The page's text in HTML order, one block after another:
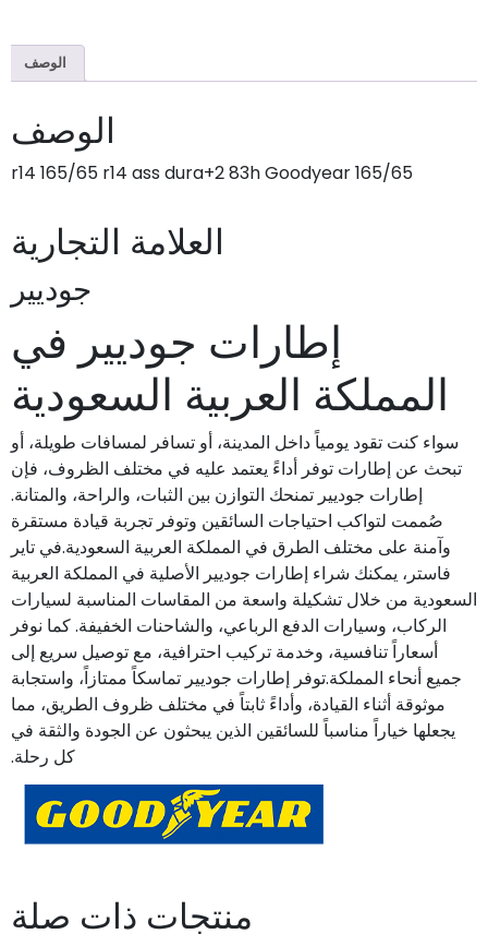
الوصف
الوصف
165/65 r14 165/65 r14 ass dura+2 83h Goodyear
العلامة التجارية
جوديير
إطارات جوديير في
المملكة العربية السعودية
سواء كنت تقود يومياً داخل المدينة، أو تسافر لمسافات طويلة، أو
تبحث عن إطارات توفر أداءً يعتمد عليه في مختلف الظروف، فإن
إطارات جوديير تمنحك التوازن بين الثبات، والراحة، والمتانة.
صُممت لتواكب احتياجات السائقين وتوفر تجربة قيادة مستقرة
وآمنة على مختلف الطرق في المملكة العربية السعودية.في تاير
فاستر، يمكنك شراء إطارات جوديير الأصلية في المملكة العربية
السعودية من خلال تشكيلة واسعة من المقاسات المناسبة لسيارات
الركاب، وسيارات الدفع الرباعي، والشاحنات الخفيفة. كما نوفر
أسعاراً تنافسية، وخدمة تركيب احترافية، مع توصيل سريع إلى
جميع أنحاء المملكة.توفر إطارات جوديير تماسكاً ممتازاً، واستجابة
موثوقة أثناء القيادة، وأداءً ثابتاً في مختلف ظروف الطريق، مما
يجعلها خياراً مناسباً للسائقين الذين يبحثون عن الجودة والثقة في
كل رحلة.
منتجات ذات صلة